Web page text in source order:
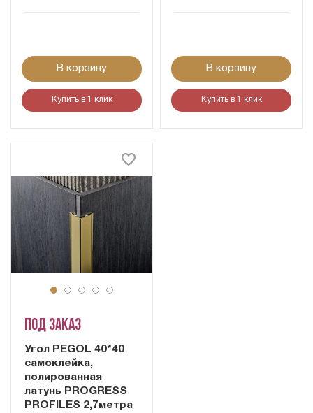
В корзину
Купить в 1 клик
В корзину
Купить в 1 клик
Под заказ
Угол PEGOL 40*40
самоклейка,
полированная
латунь PROGRESS
PROFILES 2,7метра